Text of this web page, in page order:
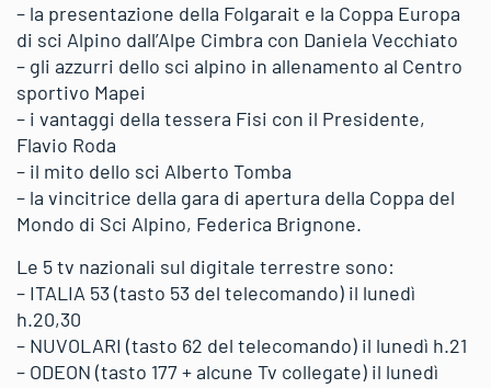
– la presentazione della Folgarait e la Coppa Europa
di sci Alpino dall’Alpe Cimbra con Daniela Vecchiato
– gli azzurri dello sci alpino in allenamento al Centro
sportivo Mapei
– i vantaggi della tessera Fisi con il Presidente,
Flavio Roda
– il mito dello sci Alberto Tomba
– la vincitrice della gara di apertura della Coppa del
Mondo di Sci Alpino, Federica Brignone.
Le 5 tv nazionali sul digitale terrestre sono:
– ITALIA 53 (tasto 53 del telecomando) il lunedì
h.20,30
– NUVOLARI (tasto 62 del telecomando) il lunedì h.21
– ODEON (tasto 177 + alcune Tv collegate) il lunedì